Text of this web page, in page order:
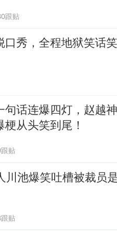
跟贴
口秀，全程地狱笑话
句话连爆四灯，赵越
从头笑到尾！
贴
川池爆笑吐槽被裁员
贴